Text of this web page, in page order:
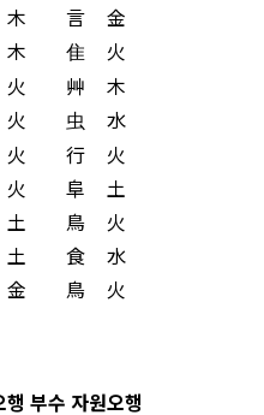
木 言
金
木 隹
火
火 艸
木
火 虫
水
火 行
火
火 阜
土
土 鳥
火
土 食
水
金 鳥 火
행 부수 자원오행